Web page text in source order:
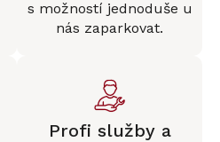
s možností jednoduše u
nás zaparkovat.
Profi služby a